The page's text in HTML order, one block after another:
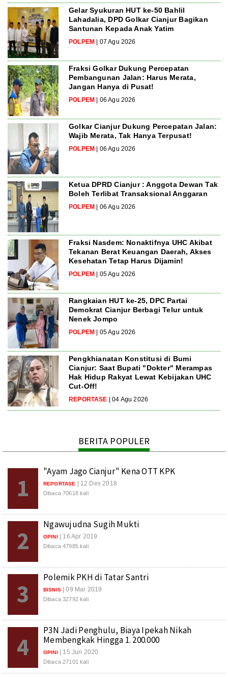
Gelar Syukuran HUT ke-50 Bahlil
Lahadalia, DPD Golkar Cianjur Bagikan
Santunan Kepada Anak Yatim
POLPEM | 07 Agu 2026
Fraksi Golkar Dukung Percepatan
Pembangunan Jalan: Harus Merata,
Jangan Hanya di Pusat!
POLPEM | 06 Agu 2026
Golkar Cianjur Dukung Percepatan Jalan:
Wajib Merata, Tak Hanya Terpusat!
POLPEM | 06 Agu 2026
Ketua DPRD Cianjur : Anggota Dewan Tak
Boleh Terlibat Transaksional Anggaran
POLPEM | 06 Agu 2026
Fraksi Nasdem: Nonaktifnya UHC Akibat
Tekanan Berat Keuangan Daerah, Akses
Kesehatan Tetap Harus Dijamin!
POLPEM | 05 Agu 2026
Rangkaian HUT ke-25, DPC Partai
Demokrat Cianjur Berbagi Telur untuk
Nenek Jompo
POLPEM | 05 Agu 2026
Pengkhianatan Konstitusi di Bumi
Cianjur: Saat Bupati "Dokter" Merampas
Hak Hidup Rakyat Lewat Kebijakan UHC
Cut-Off!
REPORTASE | 04 Agu 2026
BERITA POPULER
1
"Ayam Jago Cianjur" Kena OTT KPK
REPORTASE | 12 Des 2018
Dibaca 70618 kali
2
Ngawujudna Sugih Mukti
OPINI | 16 Apr 2019
Dibaca 47985 kali
3
Polemik PKH di Tatar Santri
BISNIS | 09 Mar 2019
Dibaca 32792 kali
4
P3N Jadi Penghulu, Biaya Ipekah Nikah
Membengkak Hingga 1. 200.000
OPINI | 15 Jun 2020
Dibaca 27101 kali